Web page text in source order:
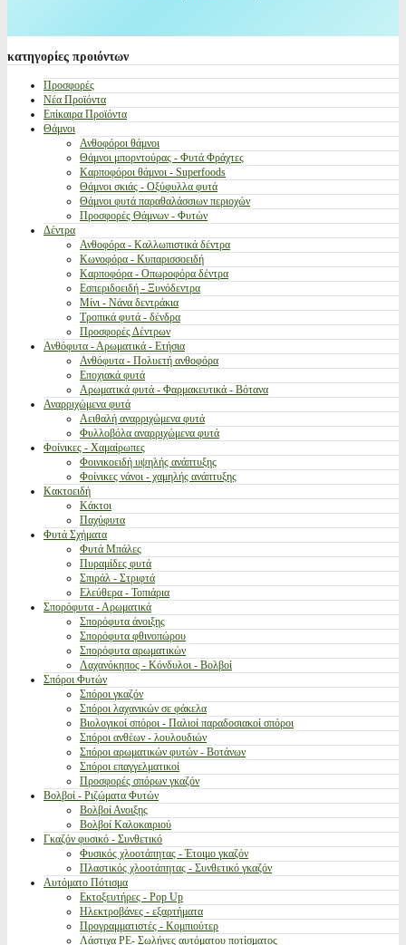
κατηγορίες προιόντων
Προσφορές
Νέα Προϊόντα
Επίκαιρα Προϊόντα
Θάμνοι
Ανθοφόροι θάμνοι
Θάμνοι μπορντούρας - Φυτά Φράχτες
Καρποφόροι θάμνοι - Superfoods
Θάμνοι σκιάς - Οξύφυλλα φυτά
Θάμνοι φυτά παραθαλάσσιων περιοχών
Προσφορές Θάμνων - Φυτών
Δέντρα
Ανθοφόρα - Καλλωπιστικά δέντρα
Κωνοφόρα - Κυπαρισσοειδή
Καρποφόρα - Οπωροφόρα δέντρα
Εσπεριδοειδή - Ξυνόδεντρα
Μίνι - Νάνα δεντράκια
Τροπικά φυτά - δένδρα
Προσφορές Δέντρων
Ανθόφυτα - Αρωματικά - Ετήσια
Ανθόφυτα - Πολυετή ανθοφόρα
Εποχιακά φυτά
Αρωματικά φυτά - Φαρμακευτικά - Βότανα
Αναρριχώμενα φυτά
Αειθαλή αναρριχώμενα φυτά
Φυλλοβόλα αναρριχώμενα φυτά
Φοίνικες - Χαμαίρωπες
Φοινικοειδή υψηλής ανάπτυξης
Φοίνικες νάνοι - χαμηλής ανάπτυξης
Κακτοειδή
Κάκτοι
Παχύφυτα
Φυτά Σχήματα
Φυτά Μπάλες
Πυραμίδες φυτά
Σπιράλ - Στριφτά
Ελεύθερα - Τοπιάρια
Σπορόφυτα - Αρωματικά
Σπορόφυτα άνοιξης
Σπορόφυτα φθινοπώρου
Σπορόφυτα αρωματικών
Λαχανόκηπος - Κόνδυλοι - Βολβοί
Σπόροι Φυτών
Σπόροι γκαζόν
Σπόροι λαχανικών σε φάκελα
Βιολογικοί σπόροι - Παλιοί παραδοσιακοί σπόροι
Σπόροι ανθέων - λουλουδιών
Σπόροι αρωματικών φυτών - Βοτάνων
Σπόροι επαγγελματικοί
Προσφορές σπόρων γκαζόν
Βολβοί - Ριζώματα Φυτών
Βολβοί Ανοιξης
Βολβοί Καλοκαιριού
Γκαζόν φυσικό - Συνθετικό
Φυσικός χλοοτάπητας - Έτοιμο γκαζόν
Πλαστικός χλοοτάπητας - Συνθετικό γκαζόν
Αυτόματο Πότισμα
Εκτοξευτήρες - Pop Up
Ηλεκτροβάνες - εξαρτήματα
Προγραμματιστές - Κομπιούτερ
Λάστιχα PE- Σωλήνες αυτόματου ποτίσματος